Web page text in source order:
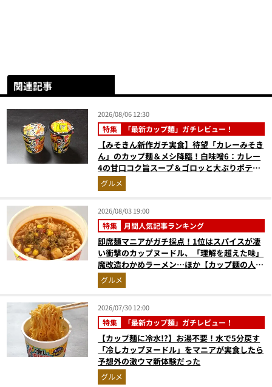
関連記事
2026/08/06 12:30
特集 「最新カップ麺」ガチレビュー！
【みそきん新作ガチ実食】待望「カレーみそき
ん」のカップ麺＆メシ降臨！白味噌6：カレー
4の甘口コク旨スープ＆ゴロッと大ぶりポテト
に歓喜
グルメ
2026/08/03 19:00
特集 月間人気記事ランキング
即席麺マニアがガチ採点！1位はスパイスが凄
い衝撃のカップヌードル、「理解を超えた味」
魔改造わかめラーメン…ほか【カップ麺の人気
記事ランキングベスト3】（2026年6月版）
グルメ
2026/07/30 12:00
特集 「最新カップ麺」ガチレビュー！
【カップ麺に冷水!?】お湯不要！水で5分戻す
「冷しカップヌードル」をマニアが実食したら
予想外の激ウマ新体験だった
グルメ